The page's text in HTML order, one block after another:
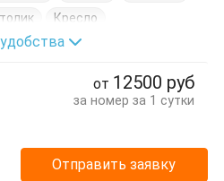
Кресло
Кровать двуспальная
от 12500 руб
за номер за 1 сутки
Отправить заявку